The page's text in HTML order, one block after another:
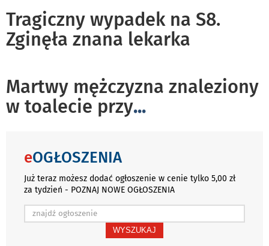
Tragiczny wypadek na S8.
Zginęła znana lekarka
Martwy mężczyzna znaleziony
w toalecie przy...
eOGŁOSZENIA
Już teraz możesz dodać ogłoszenie w cenie tylko 5,00 zł
za tydzień - POZNAJ NOWE OGŁOSZENIA
WYSZUKAJ